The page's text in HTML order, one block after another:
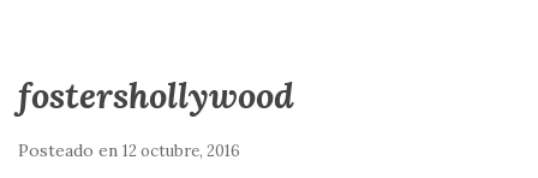
fostershollywood
Posteado en 12 octubre, 2016